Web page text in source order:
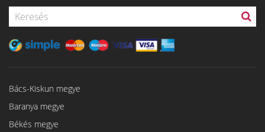
Bács-Kiskun megye
Baranya megye
Békés megye